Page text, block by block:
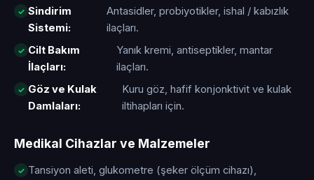
Sindirim
Sistemi:
Antasidler, probiyotikler, ishal / kabızlık
ilaçları.
Cilt Bakım
İlaçları:
Yanık kremi, antiseptikler, mantar
ilaçları.
Göz ve Kulak
Damlaları:
Kuru göz, hafif konjonktivit ve kulak
iltihapları için.
Medikal Cihazlar ve Malzemeler
Tansiyon aleti, glukometre (şeker ölçüm cihazı),